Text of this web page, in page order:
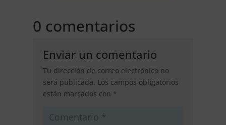
0 comentarios
Enviar un comentario
Tu dirección de correo electrónico no
será publicada. Los campos obligatorios
están marcados con *